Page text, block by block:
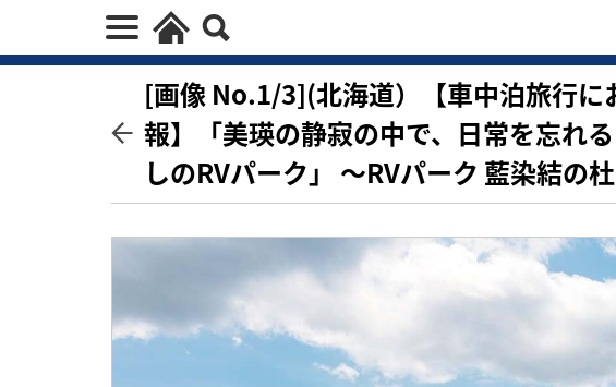
[画像 No.1/3](北海道）【車中泊旅行に
報】「美瑛の静寂の中で、日常を忘れ
しのRVパーク」 ～RVパーク 藍染結の